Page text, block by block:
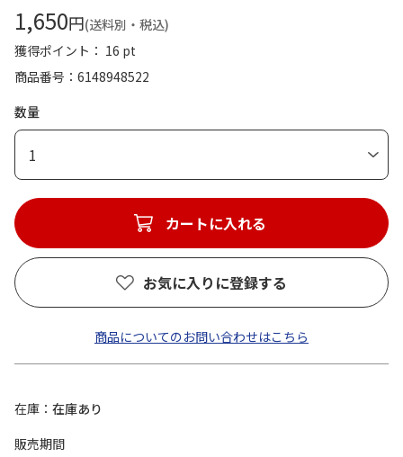
1,650円(送料別・税込)
獲得ポイント： 16 pt
商品番号
6148948522
数量
1
カートに入れる
お気に入りに登録する
商品についてのお問い合わせはこちら
在庫
在庫あり
販売期間